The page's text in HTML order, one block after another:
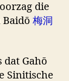
die
梅洞
Gahō
Sinitische